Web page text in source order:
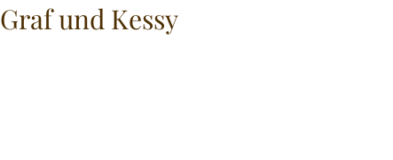
Graf und Kessy